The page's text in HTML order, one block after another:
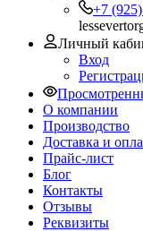
+7
Личный
Вход
О компании
Производство
Доставка и
Прайс-лист
Блог
Контакты
Отзывы
Реквизиты